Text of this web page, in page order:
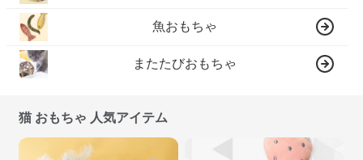
魚おもちゃ
またたびおもちゃ
猫 おもちゃ 人気アイテム